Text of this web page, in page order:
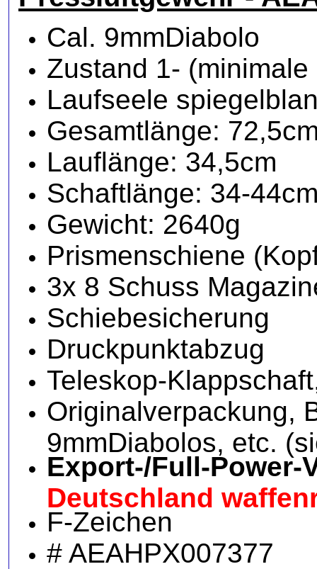
Cal. 9mmDiabolo
Zustand 1-
Laufseele
Gesamtlänge:
Lauflänge: 34,5cm
Schaftlänge: 34-
Gewicht: 2640g
Prismenschiene
3x 8 Schuss
Schiebesicherung
Druckpunktabzug
Teleskop-
Originalverpackung,
9mmDiabolos, etc.
Export-/Full-
Deutschland
F-Zeichen
# AEAHPX007377